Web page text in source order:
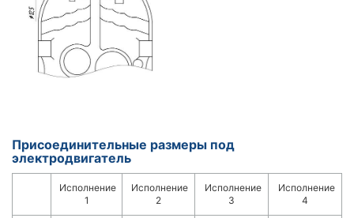
Присоединительные размеры под
электродвигатель
Исполнение
1
Исполнение
2
Исполнение
3
Исполнение
4